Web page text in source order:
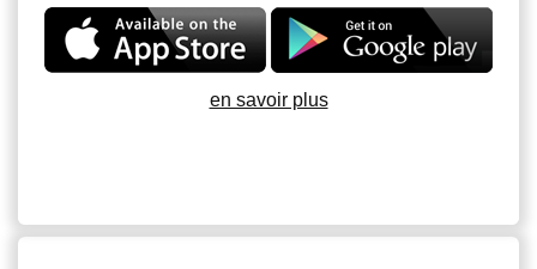
en savoir plus